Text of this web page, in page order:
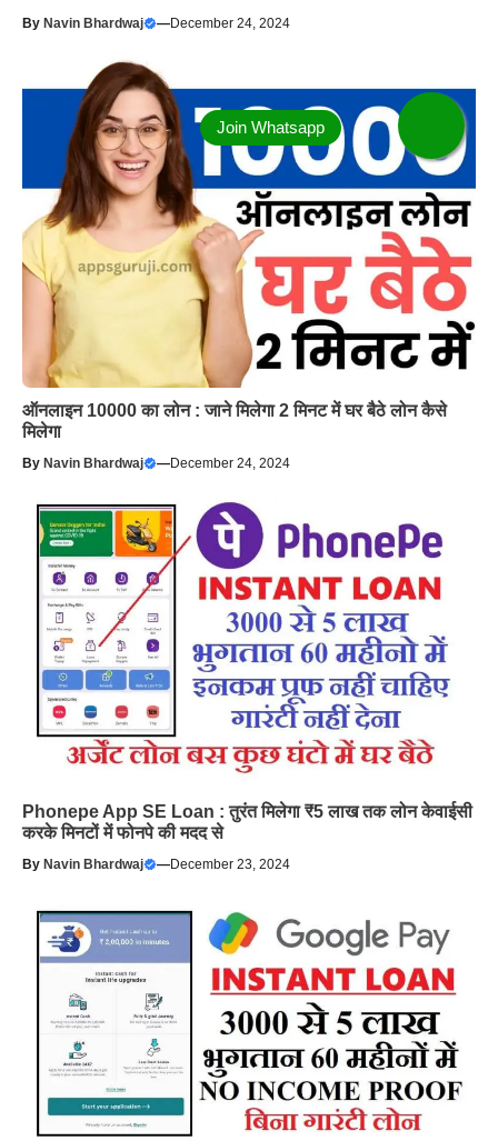
By Navin Bhardwaj —December 24, 2024
ऑनलाइन 10000 का लोन : जाने मिलेगा 2 मिनट में घर बैठे लोन कैसे
मिलेगा
By Navin Bhardwaj —December 24, 2024
Phonepe App SE Loan : तुरंत मिलेगा ₹5 लाख तक लोन केवाईसी
करके मिनटों में फोनपे की मदद से
By Navin Bhardwaj —December 23, 2024